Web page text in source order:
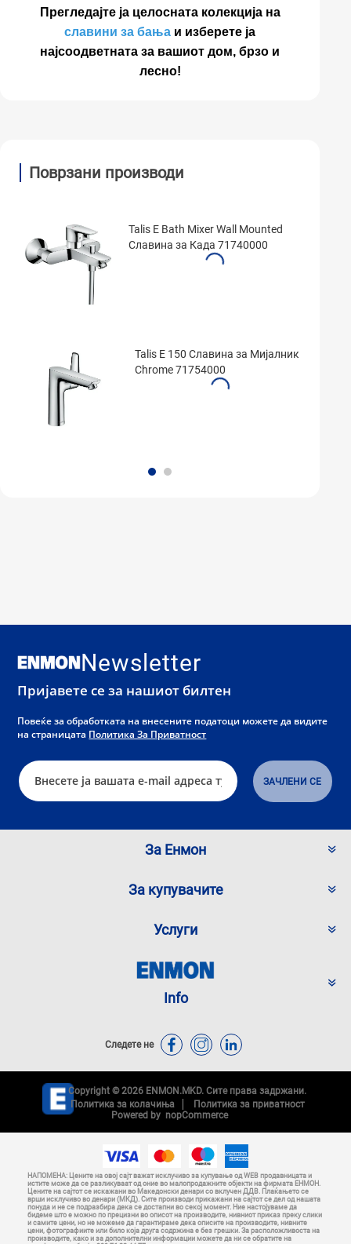
Прегледајте ја целосната колекција на
славини за бања и изберете ја
најсоодветната за вашиот дом, брзо и
лесно!
Поврзани производи
Talis E Bath Mixer Wall Mounted
Славина за Када 71740000
Talis E 150 Славина за Мијалник
Chrome 71754000
Newsletter
Пријавете се за нашиот билтен
Повеќе за обработката на внесените податоци можете да видите
на страницата Политика За Приватност
За Енмон
За купувачите
Услуги
Info
Следете не
Copyright © 2026 ENMON.MKD. Сите права задржани.
Политика за колачиња
Политика за приватност
Powered by nopCommerce
НАПОМЕНА: Цените на овој сајт важат исклучиво за купување од WEB продавницата и
истите може да се разликуваат од оние во малопродажните објекти на фирмата ЕНМОН.
Цените на сајтот се искажани во Македонски денари со вклучен ДДВ. Плаќањето се
врши исклучиво во денари (МКД). Сите производи прикажани на сајтот се дел од нашата
понуда и не се подразбира дека се достапни во секој момент. Ние настојуваме да
бидеме што е можно по прецизни во описот на производите, нивниот приказ преку слики
и самите цени, но не можеме да гарантираме дека описите на производите, нивните
цени, фотографиите или било која друга содржина е без грешки. За расположливоста на
производите, како и за дополнителни информации можете да ни се обратите на